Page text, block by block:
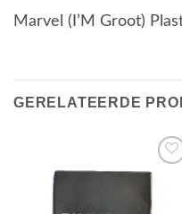
Marvel (I’M Groot)
GERELATEERDE